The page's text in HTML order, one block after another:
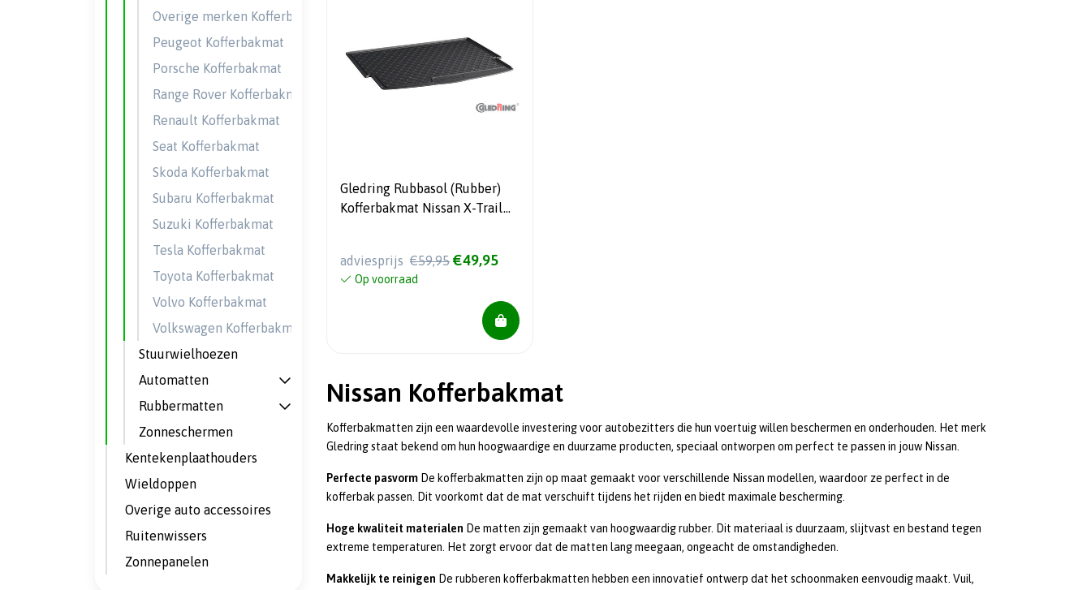
Gledring Rubbasol (Rubber)
Kofferbakmat Nissan X-Trail
adviesprijs €59,95 €49,95
Op voorraad
Nissan Kofferbakmat
Kofferbakmatten zijn een waardevolle investering voor autobezitters die hun voertuig willen beschermen en onderhouden. Het merk
Gledring staat bekend om hun hoogwaardige en duurzame producten, speciaal ontworpen om perfect te passen in jouw Nissan.
Perfecte pasvorm De kofferbakmatten zijn op maat gemaakt voor verschillende Nissan modellen, waardoor ze perfect in de
kofferbak passen. Dit voorkomt dat de mat verschuift tijdens het rijden en biedt maximale bescherming.
Hoge kwaliteit materialen De matten zijn gemaakt van hoogwaardig rubber. Dit materiaal is duurzaam, slijtvast en bestand tegen
extreme temperaturen. Het zorgt ervoor dat de matten lang meegaan, ongeacht de omstandigheden.
Makkelijk te reinigen De rubberen kofferbakmatten hebben een innovatief ontwerp dat het schoonmaken eenvoudig maakt. Vuil,
Overige merken Kofferbakmatten
Peugeot Kofferbakmat
Porsche Kofferbakmat
Range Rover Kofferbakmat
Renault Kofferbakmat
Seat Kofferbakmat
Skoda Kofferbakmat
Subaru Kofferbakmat
Suzuki Kofferbakmat
Tesla Kofferbakmat
Toyota Kofferbakmat
Volvo Kofferbakmat
Volkswagen Kofferbakmat
Stuurwielhoezen
Automatten
Rubbermatten
Zonneschermen
Kentekenplaathouders
Wieldoppen
Overige auto accessoires
Ruitenwissers
Zonnepanelen